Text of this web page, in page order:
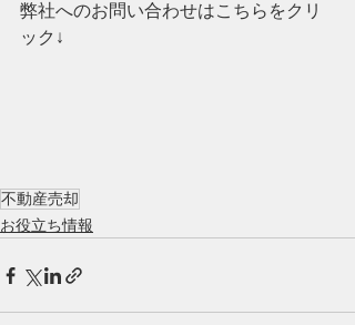
弊社へのお問い合わせはこちらをクリ
ック↓
不動産売却
お役立ち情報